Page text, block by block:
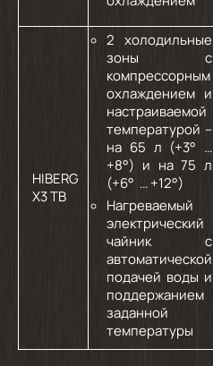
HIBERG
X3 TB
2 холодильные
зоны с
компрессорным
охлаждением и
настраиваемой
температурой –
на 65 л (+3° …
+8°) и на 75 л
(+6° … +12°)
Нагреваемый
электрический
чайник с
автоматической
подачей воды и
поддержанием
заданной
температуры